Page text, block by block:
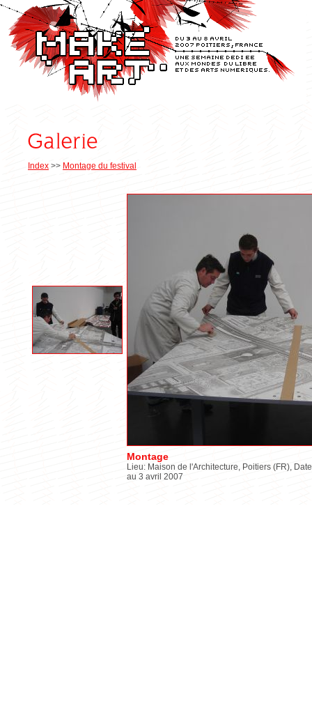
Index >> Montage du festival
Montage
Lieu: Maison de l'Architecture, Poitiers (FR),
au 3 avril 2007